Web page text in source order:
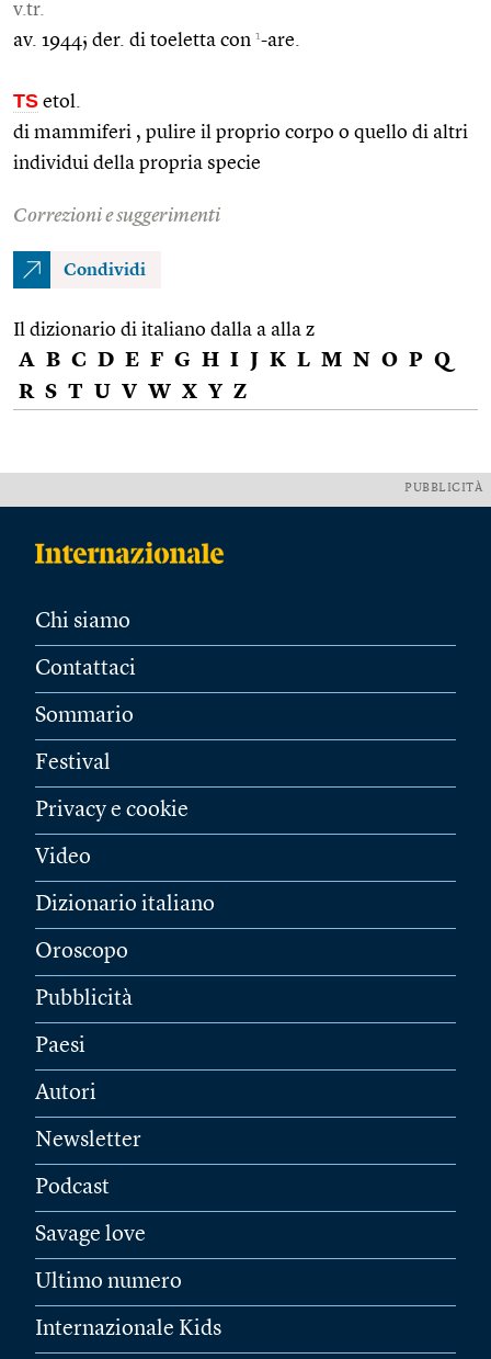
v.tr.
av. 1944; der. di toeletta con 1-are.
TS etol.
di mammiferi , pulire il proprio corpo o quello di altri
individui della propria specie
Correzioni e suggerimenti
Condividi
Il dizionario di italiano dalla a alla z
A B C D E F G H I J K L M N O P Q
R S T U V W X Y Z
PUBBLICITÀ
Chi siamo
Contattaci
Sommario
Festival
Privacy e cookie
Video
Dizionario italiano
Oroscopo
Pubblicità
Paesi
Autori
Newsletter
Podcast
Savage love
Ultimo numero
Internazionale Kids